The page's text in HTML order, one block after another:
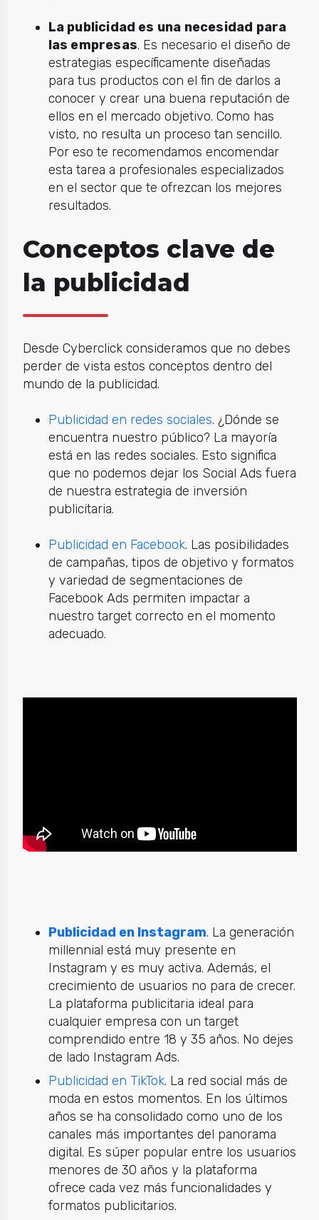
La publicidad es una necesidad para
las empresas. Es necesario el diseño de
estrategias específicamente diseñadas
para tus productos con el fin de darlos a
conocer y crear una buena reputación de
ellos en el mercado objetivo. Como has
visto, no resulta un proceso tan sencillo.
Por eso te recomendamos encomendar
esta tarea a profesionales especializados
en el sector que te ofrezcan los mejores
resultados.
Conceptos clave de
la publicidad
Desde Cyberclick consideramos que no debes
perder de vista estos conceptos dentro del
mundo de la publicidad.
Publicidad en redes sociales. ¿Dónde se
encuentra nuestro público? La mayoría
está en las redes sociales. Esto significa
que no podemos dejar los Social Ads fuera
de nuestra estrategia de inversión
publicitaria.
Publicidad en Facebook. Las posibilidades
de campañas, tipos de objetivo y formatos
y variedad de segmentaciones de
Facebook Ads permiten impactar a
nuestro target correcto en el momento
adecuado.
Publicidad en Instagram. La generación
millennial está muy presente en
Instagram y es muy activa. Además, el
crecimiento de usuarios no para de crecer.
La plataforma publicitaria ideal para
cualquier empresa con un target
comprendido entre 18 y 35 años. No dejes
de lado Instagram Ads.
Publicidad en TikTok. La red social más de
moda en estos momentos. En los últimos
años se ha consolidado como uno de los
canales más importantes del panorama
digital. Es súper popular entre los usuarios
menores de 30 años y la plataforma
ofrece cada vez más funcionalidades y
formatos publicitarios.